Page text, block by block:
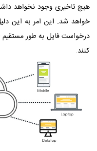
هیچ تاخیری وجود نخواهد
خواهد شد. این امر به این
درخواست فایل به طور مستقیم
کنند.